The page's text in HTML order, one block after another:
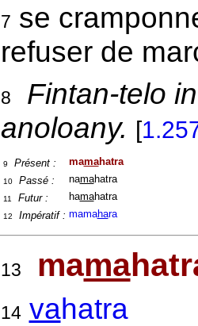
7 se
refuser de
8
Fintan-telo
anoloany. [
9 Présent : mamahatra
10 Passé : namahatra
11 Futur : hamahatra
12 Impératif : mamahara
13 mama
14 vahatra